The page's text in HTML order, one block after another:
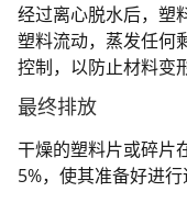
经过离心脱水后，塑
塑料流动，蒸发任何
控制，以防止材料变
最终排放
干燥的塑料片或碎片
5%，使其准备好进行